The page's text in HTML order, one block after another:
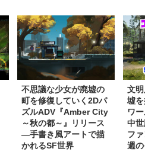
不思議な少女が廃墟の
町を修復していく2Dパ
ズルADV『Amber City
～秋の都～』リリース
―手書き風アートで描
かれるSF世界
文
墟
ワ
中
フ
週の